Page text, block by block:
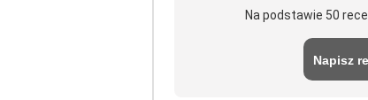
Na podstawie 50
Napisz